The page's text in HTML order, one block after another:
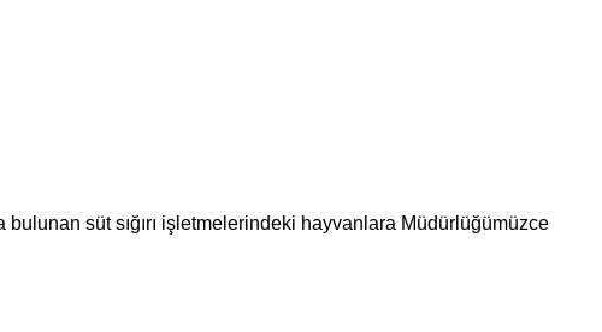
süt sığırı işletmelerindeki hayvanlara Müdürlüğümüzce